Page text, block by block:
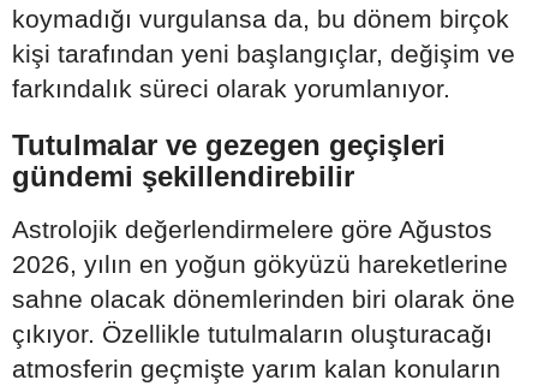
koymadığı vurgulansa da, bu dönem birçok
kişi tarafından yeni başlangıçlar, değişim ve
farkındalık süreci olarak yorumlanıyor.
Tutulmalar ve gezegen geçişleri
gündemi şekillendirebilir
Astrolojik değerlendirmelere göre Ağustos
2026, yılın en yoğun gökyüzü hareketlerine
sahne olacak dönemlerinden biri olarak öne
çıkıyor. Özellikle tutulmaların oluşturacağı
atmosferin geçmişte yarım kalan konuların